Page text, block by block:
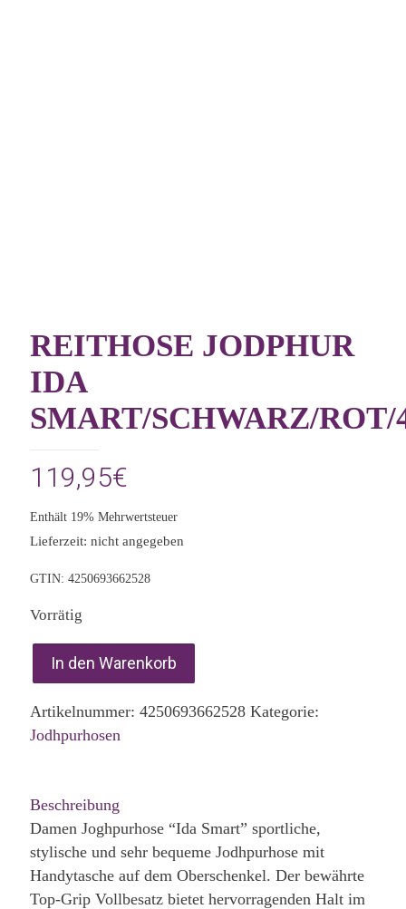
REITHOSE JODPHUR
IDA
SMART/SCHWARZ/ROT/
119,95€
Enthält 19% Mehrwertsteuer
Lieferzeit: nicht angegeben
GTIN: 4250693662528
Vorrätig
In den Warenkorb
Artikelnummer: 4250693662528 Kategorie:
Jodhpurhosen
Beschreibung
Damen Joghpurhose “Ida Smart” sportliche,
stylische und sehr bequeme Jodhpurhose mit
Handytasche auf dem Oberschenkel. Der bewährte
Top-Grip Vollbesatz bietet hervorragenden Halt im